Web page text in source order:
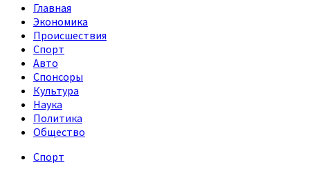
Главная
Экономика
Происшествия
Спорт
Авто
Спонсоры
Культура
Наука
Политика
Общество
Спорт